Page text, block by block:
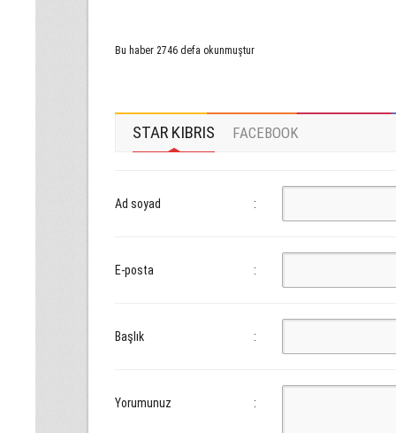
Bu haber 2746 defa okunmuştur
STAR KIBRIS FACEBOOK
Ad soyad :
E-posta :
Başlık :
Yorumunuz :